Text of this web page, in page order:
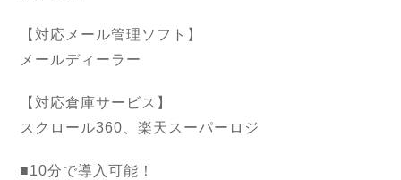
【対応メール管理ソフト】
メールディーラー
【対応倉庫サービス】
スクロール360、楽天スーパーロジ
■10分で導入可能！